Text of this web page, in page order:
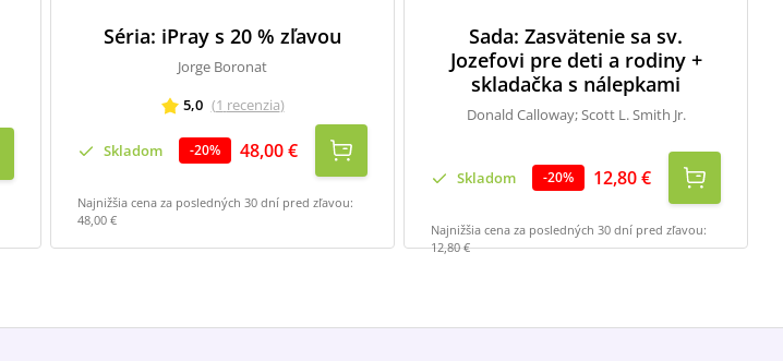
Séria: iPray s 20 % zľavou
Jorge Boronat
5,0 (1 recenzia)
Skladom -20% 48,00 €
Najnižšia cena za posledných 30 dní pred zľavou:
48,00 €
Sada: Zasvätenie sa sv.
Jozefovi pre deti a rodiny +
skladačka s nálepkami
Donald Calloway; Scott L. Smith Jr.
Skladom -20% 12,80 €
Najnižšia cena za posledných 30 dní pred zľavou:
12,80 €